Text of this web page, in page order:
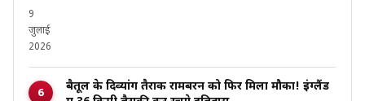
9
जुलाई
2026
बैतूल के दिव्यांग तैराक रामबरन को फिर मिला मौका! इंग्लैंड